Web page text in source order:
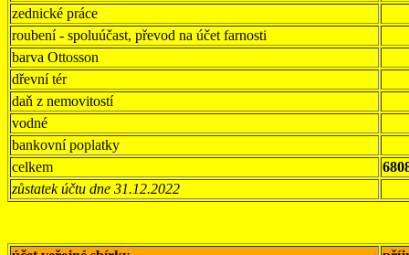
zednické práce
roubení - spoluúčast, převod na účet farnosti
barva Ottosson
dřevní tér
daň z nemovitostí
vodné
bankovní poplatky
celkem
zůstatek účtu dne 31.12.2022